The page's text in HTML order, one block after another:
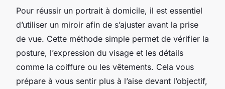
Pour réussir un portrait à domicile, il est essentiel
d’utiliser un miroir afin de s’ajuster avant la prise
de vue. Cette méthode simple permet de vérifier la
posture, l’expression du visage et les détails
comme la coiffure ou les vêtements. Cela vous
prépare à vous sentir plus à l’aise devant l’objectif,